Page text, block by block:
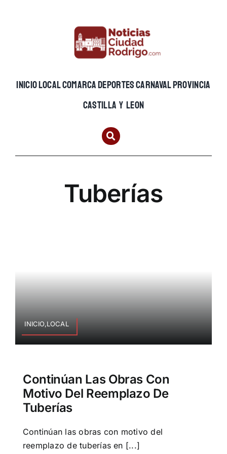
INICIOLOCALCOMARCADEPORTESCARNAVALPROVINCIA
CASTILLA Y LEON
Tuberías
INICIO,LOCAL
Continúan Las Obras Con
Motivo Del Reemplazo De
Tuberías
Continúan las obras con motivo del
reemplazo de tuberías en [...]